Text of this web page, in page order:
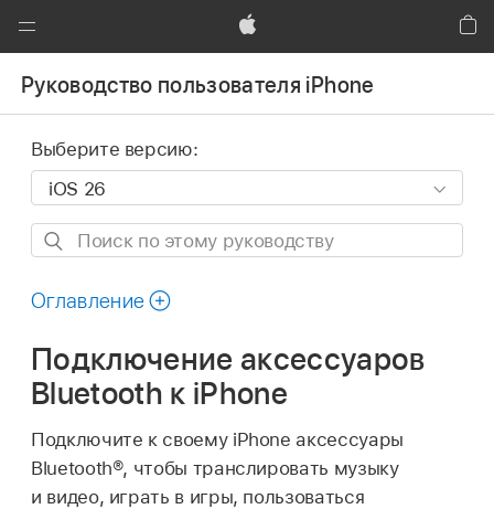
Открыть
меню
Apple
Руководство пользователя iPhone
Выберите версию:
Поиск
этому
Оглавление
Подключение аксессуаров
Bluetooth к iPhone
Подключите к своему iPhone аксессуары
Bluetooth®, чтобы транслировать музыку
и видео, играть в игры, пользоваться